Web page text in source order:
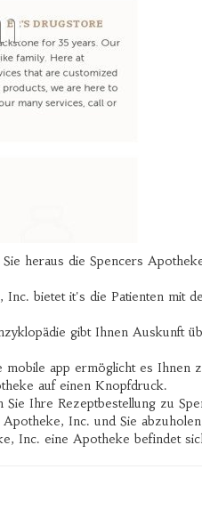
heraus die Spencers
Inc. bietet it's die Patienten mit
gibt Ihnen Auskunft
app ermöglicht es Ihnen
auf einen Knopfdruck.
Ihre Rezeptbestellung zu
Inc. und Sie
Inc. eine Apotheke befindet